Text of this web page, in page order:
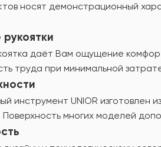
носят демонстрационный
даëт Вам ощущение
труда при минимальной
инструмент UNIOR изготовлен
Поверхность многих моделей